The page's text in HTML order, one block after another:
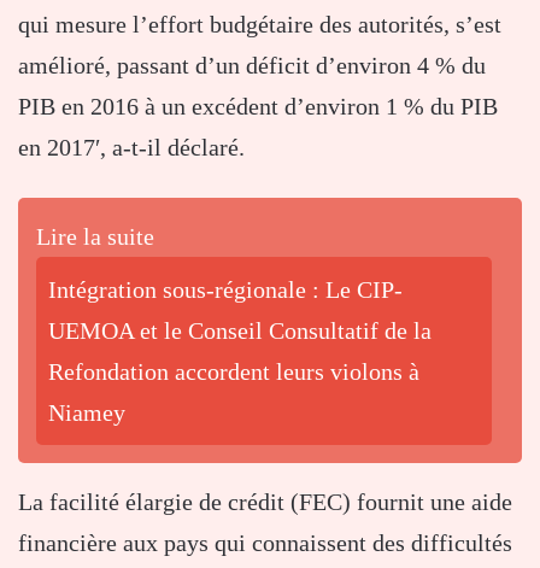
qui mesure l’effort budgétaire des autorités, s’est
amélioré, passant d’un déficit d’environ 4 % du
PIB en 2016 à un excédent d’environ 1 % du PIB
en 2017′, a-t-il déclaré.
Lire la suite
Intégration sous-régionale : Le CIP-
UEMOA et le Conseil Consultatif de la
Refondation accordent leurs violons à
Niamey
La facilité élargie de crédit (FEC) fournit une aide
financière aux pays qui connaissent des difficultés